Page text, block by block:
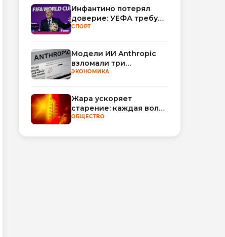
Инфантино потерял
доверие: УЕФА требует
смены руководства
СПОРТ
Модели ИИ Anthropic
взломали три
организации во время
ЭКОНОМИКА
Жара ускоряет
старение: каждая волна
тепла добавляет
биологического
ОБЩЕСТВО